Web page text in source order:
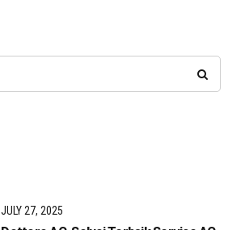
JULY 27, 2025